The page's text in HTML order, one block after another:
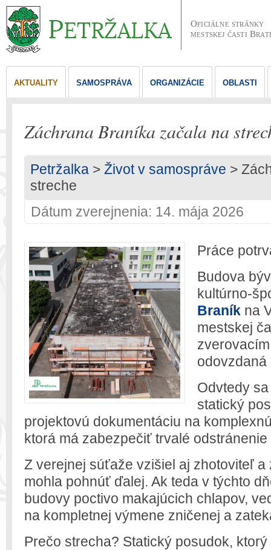
Oficiálne stránky
mestskej časti
AKTUALITY SAMOSPRÁVA ORGANIZÁCIE OBLASTI
Záchrana Braníka začala na
Petržalka > Život v samospráve >
streche
Dátum zverejnenia: 14. mája 2026
Práce
Budova
kultúrno-
Braník na
mestskej
odovzdaná
Odvtedy
statický
projektovú dokumentáciu na
ktorá má zabezpečiť trvalé odstránenie
Z verejnej súťaže vzišiel aj zhotoviteľ
mohla pohnúť ďalej. Ak teda v týchto
budovy poctivo makajúcich chlapov,
na kompletnej výmene zničenej a
Prečo strecha? Statický posudok,